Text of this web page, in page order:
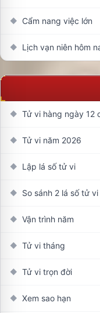
◆ Cẩm nang việc lớn
◆ Lịch vạn niên hôm
◆ Tử vi hàng ngày 12
◆ Tử vi năm 2026
◆ Lập lá số tử vi
◆ So sánh 2 lá số tử vi
◆ Vận trình năm
◆ Tử vi tháng
◆ Tử vi trọn đời
◆ Xem sao hạn